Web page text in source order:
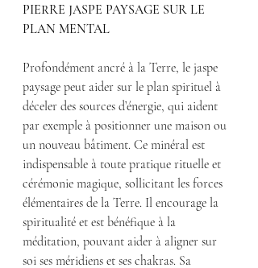
PIERRE JASPE PAYSAGE SUR LE
PLAN MENTAL
Profondément ancré à la Terre, le jaspe
paysage peut aider sur le plan spirituel à
déceler des sources d’énergie, qui aident
par exemple à positionner une maison ou
un nouveau bâtiment. Ce minéral est
indispensable à toute pratique rituelle et
cérémonie magique, sollicitant les forces
élémentaires de la Terre. Il encourage la
spiritualité et est bénéfique à la
méditation, pouvant aider à aligner sur
soi ses méridiens et ses chakras. Sa